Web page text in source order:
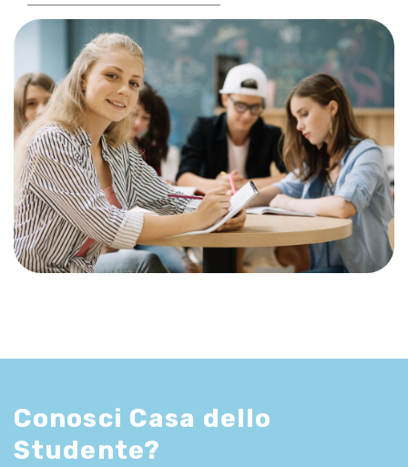
Conosci Casa dello
Studente?